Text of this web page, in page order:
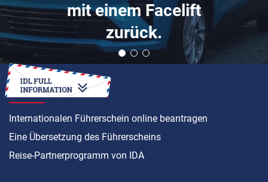
mit einem Facelift
zurück.
ANLEITUNG
Internationalen Führerschein online beantragen
Eine Übersetzung des Führerscheins
Reise-Partnerprogramm von IDA